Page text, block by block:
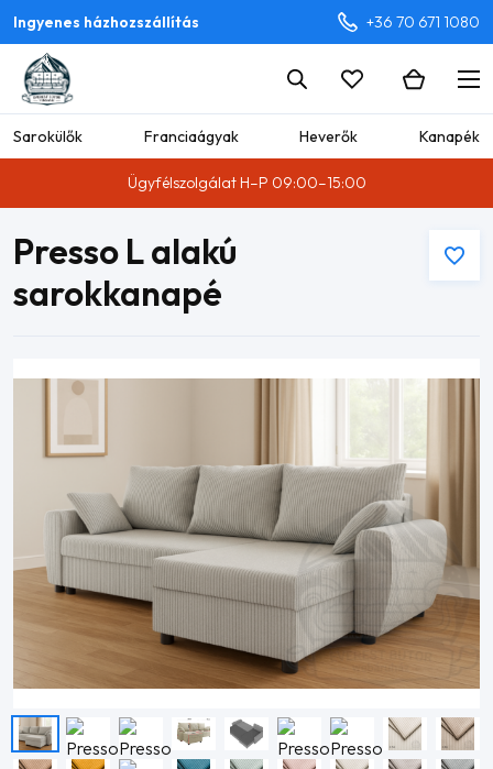
Ingyenes házhozszállítás +36 70 671 1080
Sarokülők Franciaágyak Heverők Kanapék
Ügyfélszolgálat H–P 09:00–15:00
Presso L alakú
sarokkanapé